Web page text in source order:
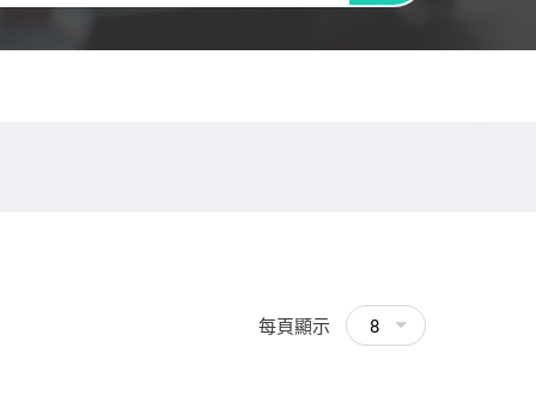
每頁顯示 8